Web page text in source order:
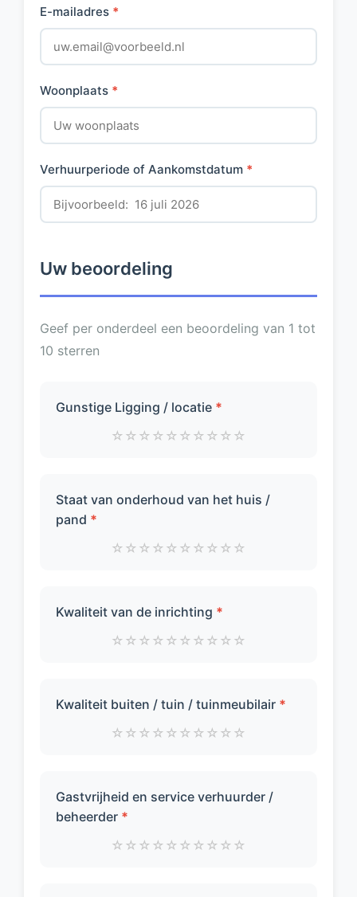
E-mailadres *
Woonplaats *
Verhuurperiode of Aankomstdatum *
Uw beoordeling
Geef per onderdeel een beoordeling van 1 tot
10 sterren
Gunstige Ligging / locatie *
☆ ☆ ☆ ☆ ☆ ☆ ☆ ☆ ☆ ☆
Staat van onderhoud van het huis /
pand *
☆ ☆ ☆ ☆ ☆ ☆ ☆ ☆ ☆ ☆
Kwaliteit van de inrichting *
☆ ☆ ☆ ☆ ☆ ☆ ☆ ☆ ☆ ☆
Kwaliteit buiten / tuin / tuinmeubilair *
☆ ☆ ☆ ☆ ☆ ☆ ☆ ☆ ☆ ☆
Gastvrijheid en service verhuurder /
beheerder *
☆ ☆ ☆ ☆ ☆ ☆ ☆ ☆ ☆ ☆